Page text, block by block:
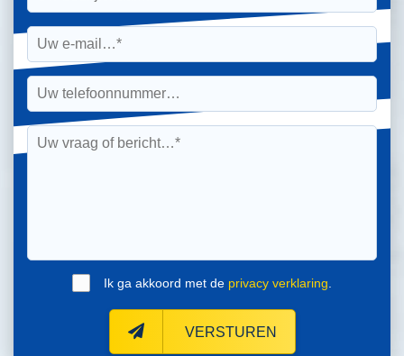
Ik ga akkoord met de privacy verklaring
VERSTUREN